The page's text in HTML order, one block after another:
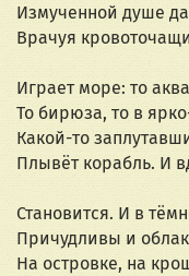
Измученной душе
Врачуя
Играет море: то
То бирюза, то в
Какой-то
Плывёт корабль. И
Становится. И в
Причудливы и
На островке, на